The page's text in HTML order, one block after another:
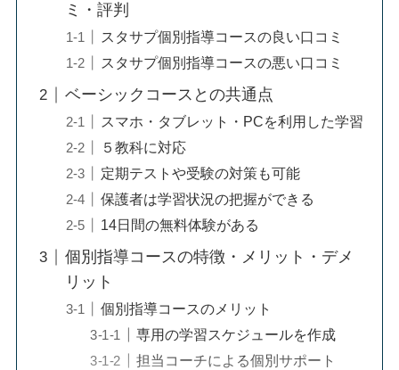
ミ・評判
スタサプ個別指導コースの良い口コミ
スタサプ個別指導コースの悪い口コミ
ベーシックコースとの共通点
スマホ・タブレット・PCを利用した学習
５教科に対応
定期テストや受験の対策も可能
保護者は学習状況の把握ができる
14日間の無料体験がある
個別指導コースの特徴・メリット・デメ
リット
個別指導コースのメリット
専用の学習スケジュールを作成
担当コーチによる個別サポート